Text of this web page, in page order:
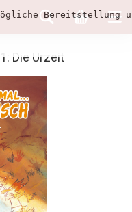
Die Urzeit